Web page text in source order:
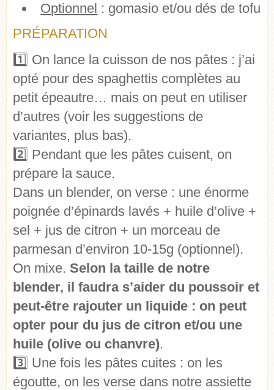
Optionnel : gomasio et/ou dés de tofu
PRÉPARATION
1️⃣ On lance la cuisson de nos pâtes : j’ai
opté pour des spaghettis complètes au
petit épeautre… mais on peut en utiliser
d’autres (voir les suggestions de
variantes, plus bas).
2️⃣ Pendant que les pâtes cuisent, on
prépare la sauce.
Dans un blender, on verse : une énorme
poignée d’épinards lavés + huile d’olive +
sel + jus de citron + un morceau de
parmesan d’environ 10-15g (optionnel).
On mixe. Selon la taille de notre
blender, il faudra s’aider du poussoir et
peut-être rajouter un liquide : on peut
opter pour du jus de citron et/ou une
huile (olive ou chanvre).
3️⃣ Une fois les pâtes cuites : on les
égoutte, on les verse dans notre assiette